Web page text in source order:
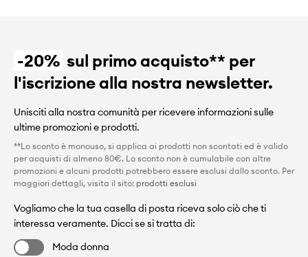
-20% sul primo acquisto** per
l'iscrizione alla nostra newsletter.
Unisciti alla nostra comunità per ricevere informazioni sulle
ultime promozioni e prodotti.
**Lo sconto è monouso, si applica ai prodotti non scontati ed è valido
per acquisti di almeno 80€. Lo sconto non è cumulabile con altre
promozioni e alcuni prodotti potrebbero essere esclusi dallo sconto. Per
maggiori dettagli, visita il sito: prodotti esclusi
Vogliamo che la tua casella di posta riceva solo ciò che ti
interessa veramente. Dicci se si tratta di:
Moda donna